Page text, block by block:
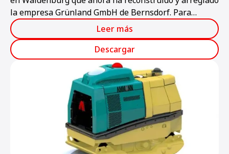
la empresa Grünland GmbH de Bernsdorf. Para
conseguir un estado final del campo deportivo óptimo
y con alta precisión, la empresa empleó una
pavimentadora
Leer más
Descargar